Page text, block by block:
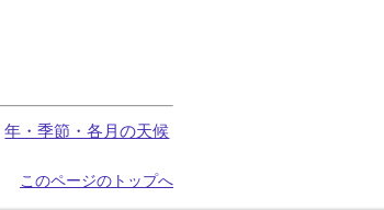
年・季節・各月の天候
このページのトップへ